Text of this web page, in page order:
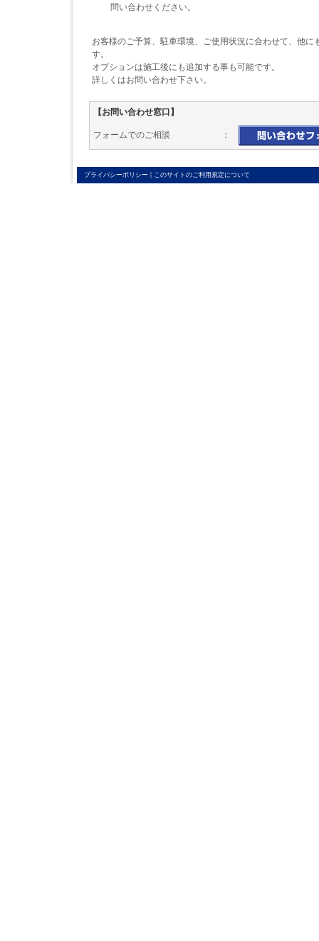
問い合わせください。
お客様のご予算、駐車環境、ご使用状況に合わせて、他に
す。
オプションは施工後にも追加する事も可能です。
詳しくはお問い合わせ下さい。
【お問い合わせ窓口】
フォームでのご相談 ：
プライバシーポリシー | このサイトのご利用規定について